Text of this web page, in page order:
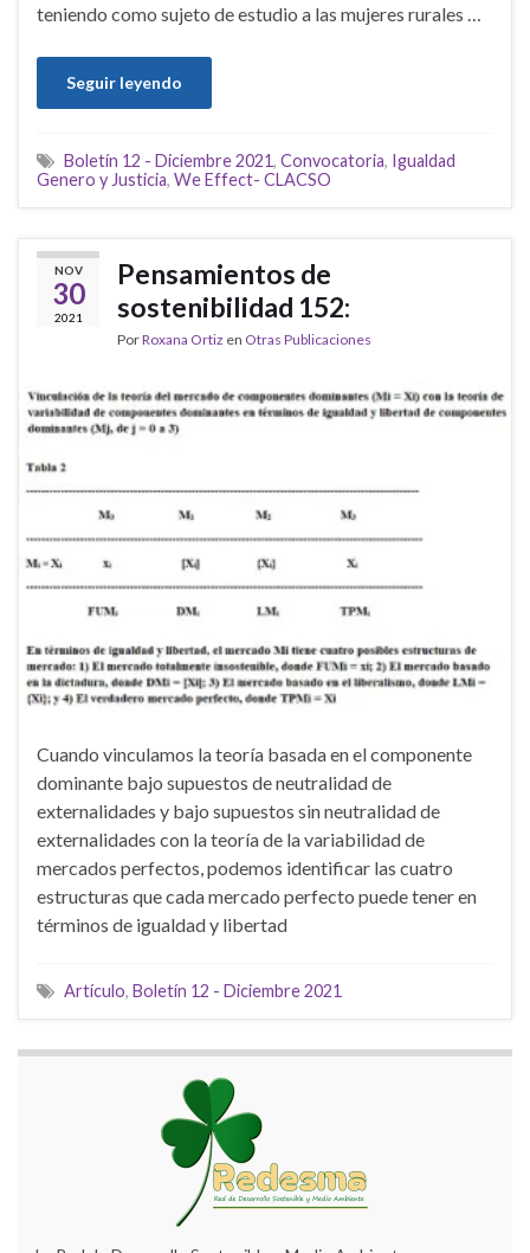
teniendo como sujeto de estudio a las mujeres rurales …
Seguir leyendo
Boletín 12 - Diciembre 2021, Convocatoria, Igualdad
Genero y Justicia, We Effect- CLACSO
NOV
30
2021
Pensamientos de
sostenibilidad 152:
PorRoxana Ortiz en Otras Publicaciones
Cuando vinculamos la teoría basada en el componente
dominante bajo supuestos de neutralidad de
externalidades y bajo supuestos sin neutralidad de
externalidades con la teoría de la variabilidad de
mercados perfectos, podemos identificar las cuatro
estructuras que cada mercado perfecto puede tener en
términos de igualdad y libertad
Artículo, Boletín 12 - Diciembre 2021